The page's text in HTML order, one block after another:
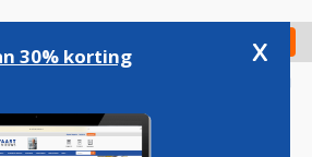
Check in
30% korting x